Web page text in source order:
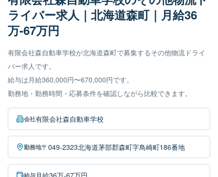
ライバー求人｜北海道森町｜月給36
万-67万円
有限会社森自動車学校が北海道森町で募集するその他物流ドライ
バー求人です。
給与は月給360,000円〜670,000円です。
勤務地・勤務時間・応募条件を確認しながら比較できます。
会社有限会社森自動車学校
勤務地〒049-2323北海道茅部郡森町字鳥崎町186番地
給与月給36万-67万円